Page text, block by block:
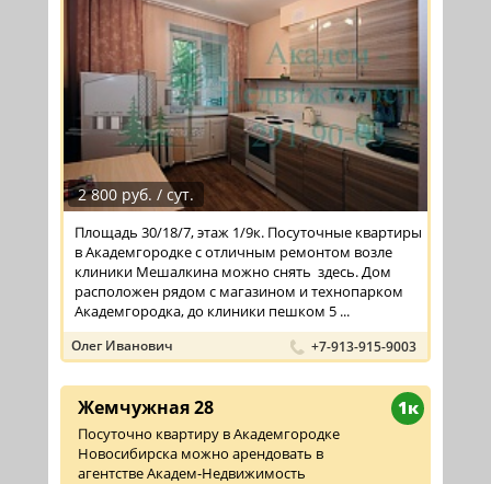
2 800 руб. / сут.
Площадь 30/18/7, этаж 1/9к. Посуточные квартиры
в Академгородке с отличным ремонтом возле
клиники Мешалкина можно снять здесь. Дом
расположен рядом с магазином и технопарком
Академгородка, до клиники пешком 5 ...
Олег Иванович +7-913-915-9003
1к
Жемчужная 28
Посуточно квартиру в Академгородке
Новосибирска можно арендовать в
агентстве Академ-Недвижимость